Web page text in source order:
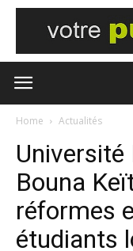
Home Actualités
Université
Bouna
réformes
étudiants